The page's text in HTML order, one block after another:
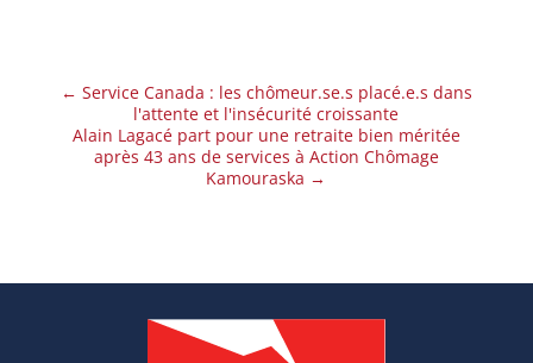
← Service Canada : les chômeur.se.s placé.e.s dans
l'attente et l'insécurité croissante
Alain Lagacé part pour une retraite bien méritée
après 43 ans de services à Action Chômage
Kamouraska →